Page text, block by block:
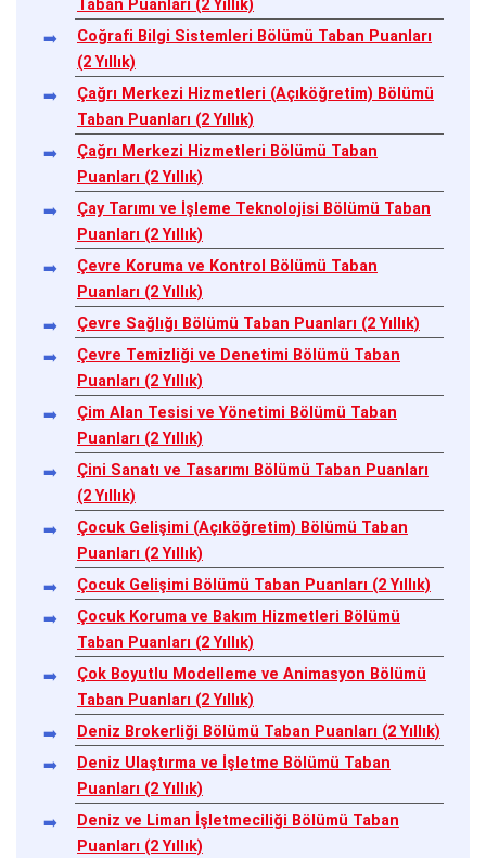
Taban Puanları (2 Yıllık)
Coğrafi Bilgi Sistemleri Bölümü Taban Puanları
(2 Yıllık)
Çağrı Merkezi Hizmetleri (Açıköğretim) Bölümü
Taban Puanları (2 Yıllık)
Çağrı Merkezi Hizmetleri Bölümü Taban
Puanları (2 Yıllık)
Çay Tarımı ve İşleme Teknolojisi Bölümü Taban
Puanları (2 Yıllık)
Çevre Koruma ve Kontrol Bölümü Taban
Puanları (2 Yıllık)
Çevre Sağlığı Bölümü Taban Puanları (2 Yıllık)
Çevre Temizliği ve Denetimi Bölümü Taban
Puanları (2 Yıllık)
Çim Alan Tesisi ve Yönetimi Bölümü Taban
Puanları (2 Yıllık)
Çini Sanatı ve Tasarımı Bölümü Taban Puanları
(2 Yıllık)
Çocuk Gelişimi (Açıköğretim) Bölümü Taban
Puanları (2 Yıllık)
Çocuk Gelişimi Bölümü Taban Puanları (2 Yıllık)
Çocuk Koruma ve Bakım Hizmetleri Bölümü
Taban Puanları (2 Yıllık)
Çok Boyutlu Modelleme ve Animasyon Bölümü
Taban Puanları (2 Yıllık)
Deniz Brokerliği Bölümü Taban Puanları (2 Yıllık)
Deniz Ulaştırma ve İşletme Bölümü Taban
Puanları (2 Yıllık)
Deniz ve Liman İşletmeciliği Bölümü Taban
Puanları (2 Yıllık)